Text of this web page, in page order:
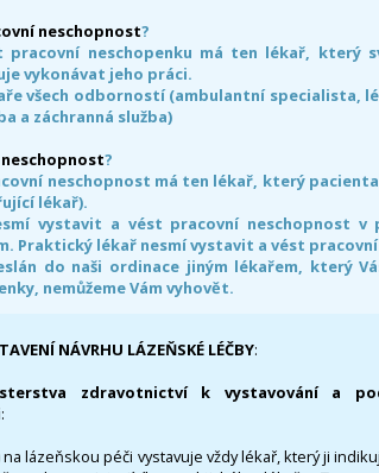
neschopnost?
pracovní neschopenku má ten lékař, který
vykonávat jeho práci.
všech odborností (ambulantní specialista,
a záchranná služba)
?
neschopnost má ten lékař, který
lékař).
vystavit a vést pracovní neschopnost v
Praktický lékař nesmí vystavit a vést
do naši ordinace jiným lékařem, který
nemůžeme Vám vyhovět.
NÁVRHU LÁZEŇSKÉ LÉČBY:
zdravotnictví k vystavování a
:
lázeňskou péči vystavuje vždy lékař, který ji